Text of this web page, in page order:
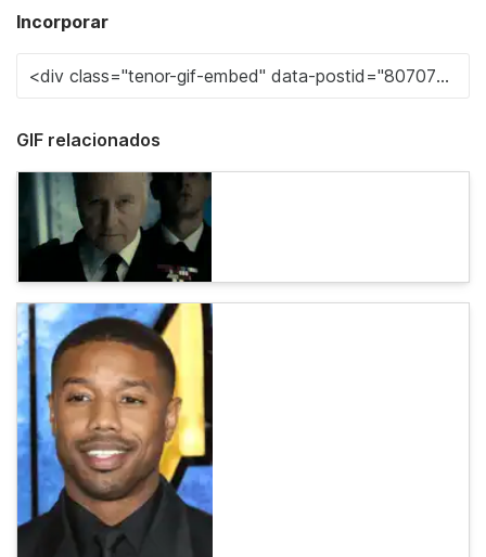
Incorporar
GIF relacionados